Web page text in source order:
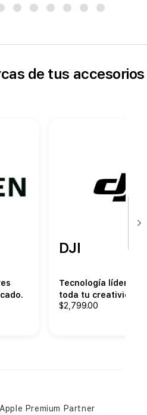
de tus accesorios
DJI
Tecnología líder
toda tu creatividad.
$2,799.00
Premium Partner